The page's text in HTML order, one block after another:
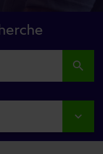
search